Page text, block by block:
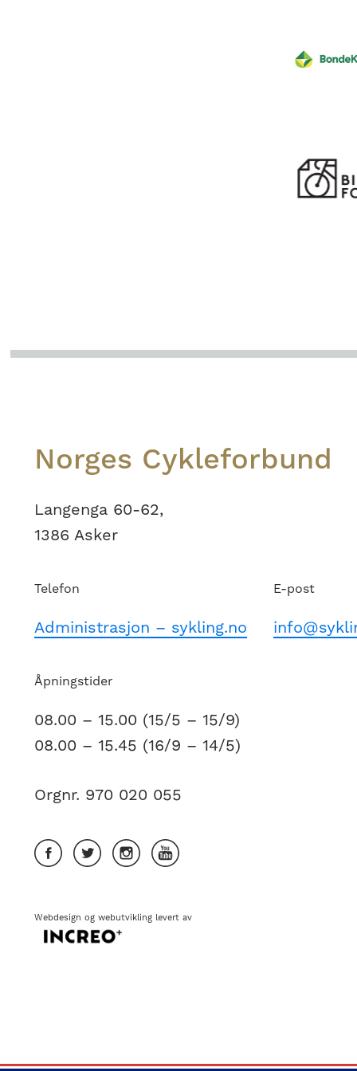
Norges Cykleforbund
Langenga 60-62,
1386 Asker
Telefon
Administrasjon – sykling.no
E-post
Åpningstider
08.00 – 15.00 (15/5 – 15/9)
08.00 – 15.45 (16/9 – 14/5)
Orgnr. 970 020 055
Webdesign ogwebutvikling levert av